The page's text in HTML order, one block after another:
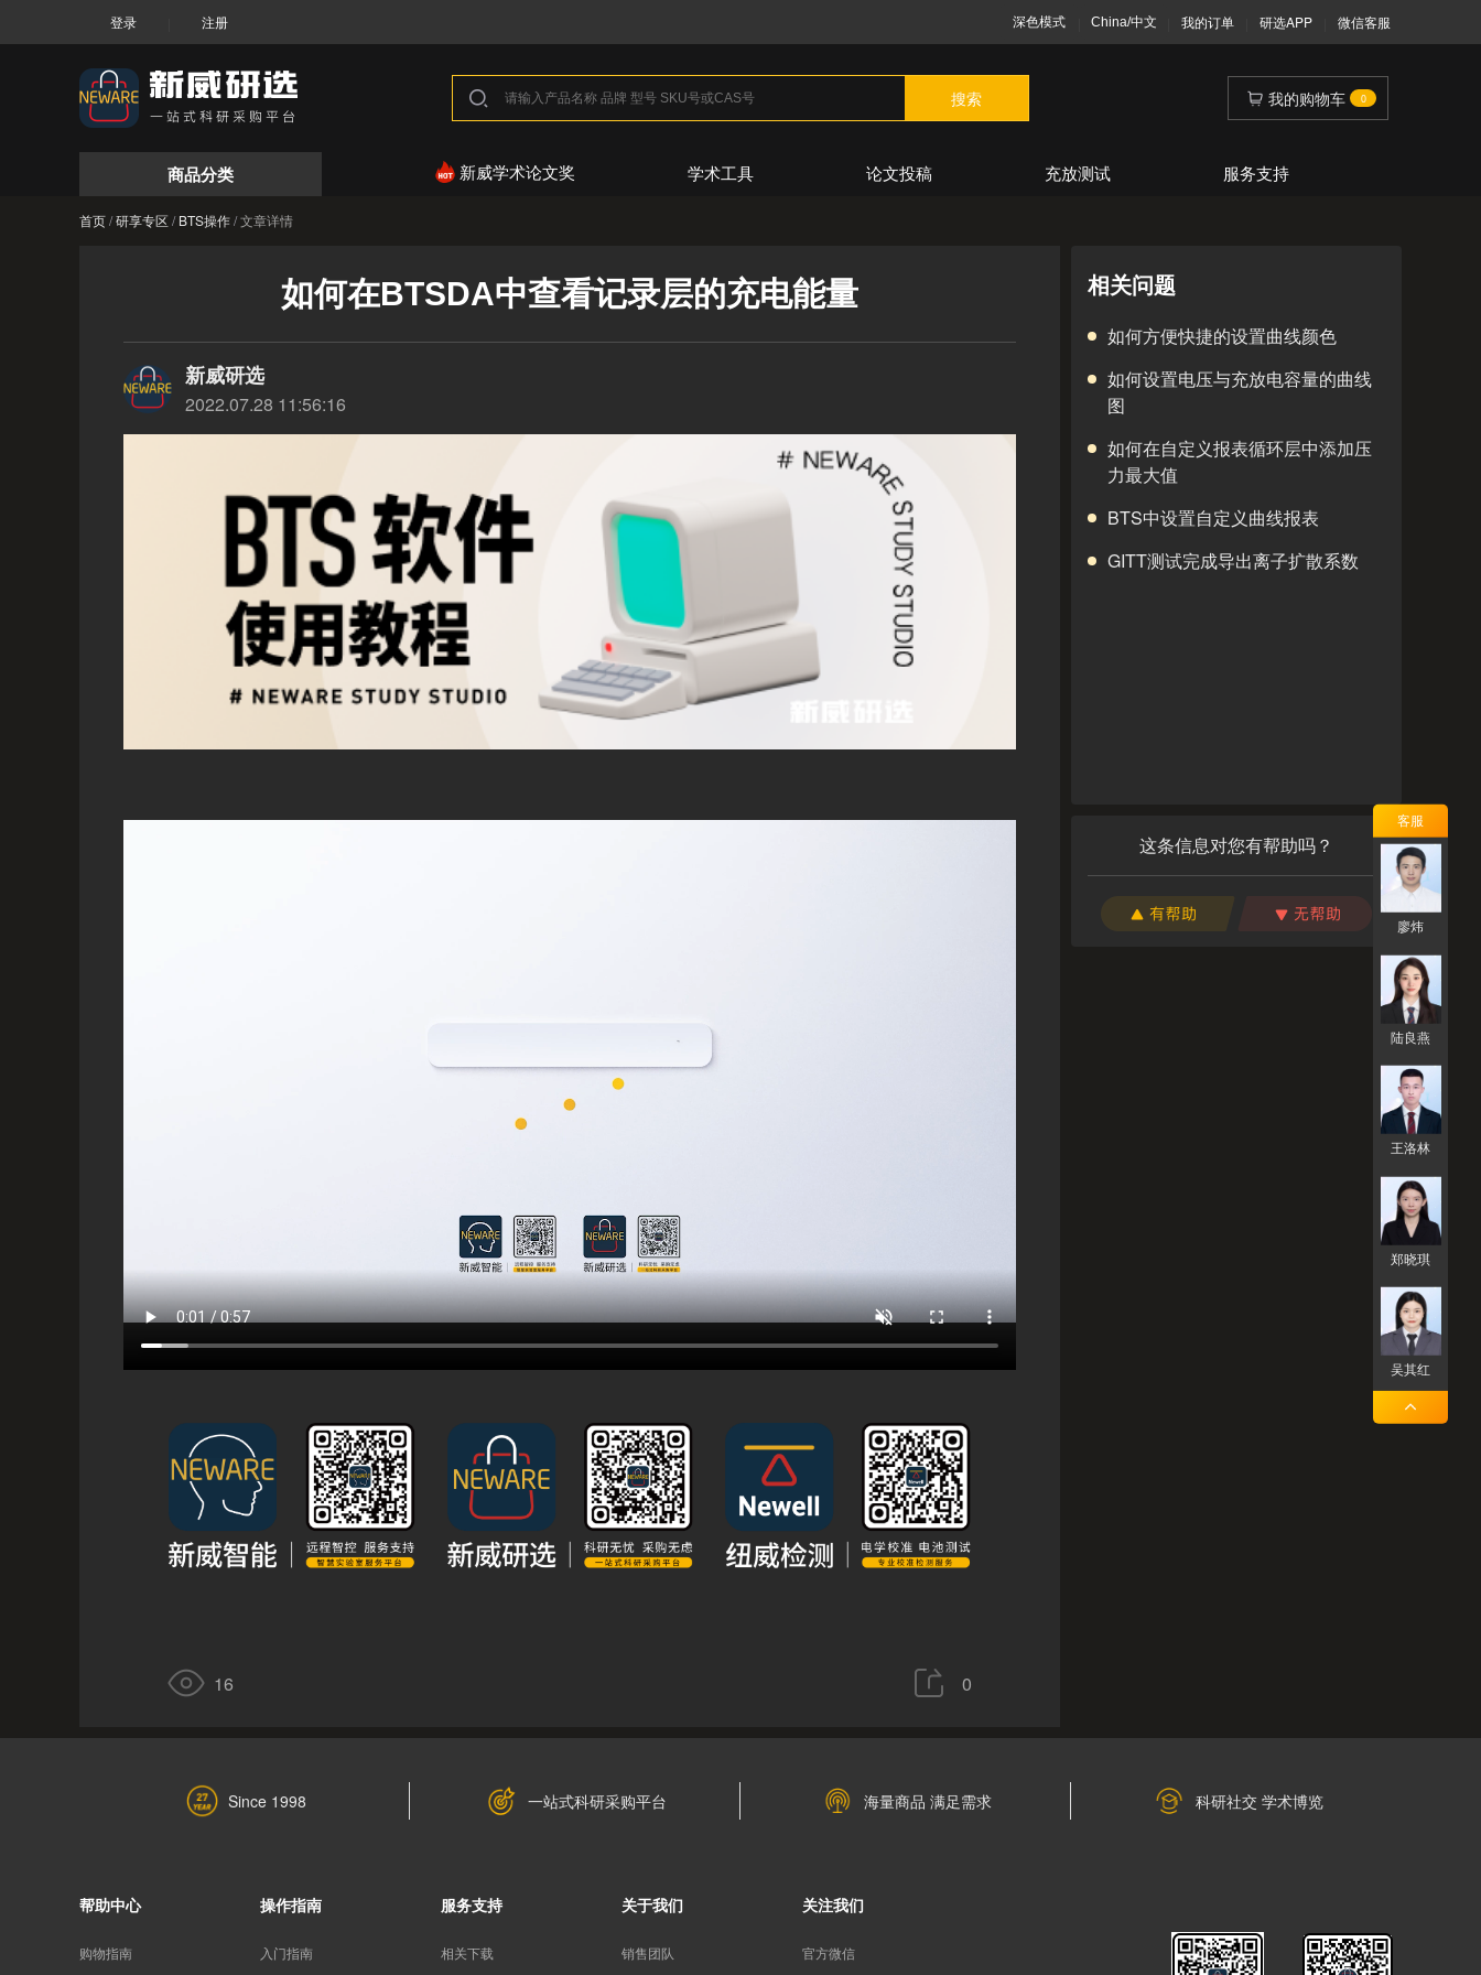
登录 注册 我的订单 研选APP 微信客服
搜索 我的购物车 0
商品分类 新威学术论文奖 学术工具 论文投稿 充放测试 服务支持
首页/研享专区/BTS操作/文章详情
如何在BTSDA中查看记录层的充电能量
新威研选
2022.07.28 11:56:16
16 0
相关问题
如何方便快捷的设置曲线颜色
如何设置电压与充放电容量的曲线
图
如何在自定义报表循环层中添加压
力最大值
BTS中设置自定义曲线报表
GITT测试完成导出离子扩散系数
这条信息对您有帮助吗？
Since 1998 一站式科研采购平台 海量商品 满足需求 科研社交 学术博览
帮助中心
购物指南
操作指南
入门指南
服务支持
相关下载
关于我们
销售团队
关注我们
官方微信
客服
廖炜
陆良燕
王洛林
郑晓琪
吴其红